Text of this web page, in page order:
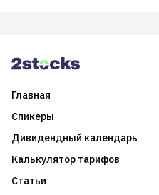
Главная
Спикеры
Дивидендный календарь
Калькулятор тарифов
Статьи